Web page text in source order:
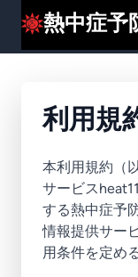
利用規
本利用規約（
サービス
する熱中症予
情報提供サー
用条件を定め